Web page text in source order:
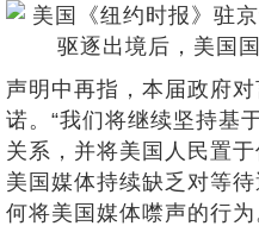
声明中再指，本届政府
诺。“我们将继续坚持基
关系，并将美国人民置
美国媒体持续缺乏对等
何将美国媒体噤声的行为